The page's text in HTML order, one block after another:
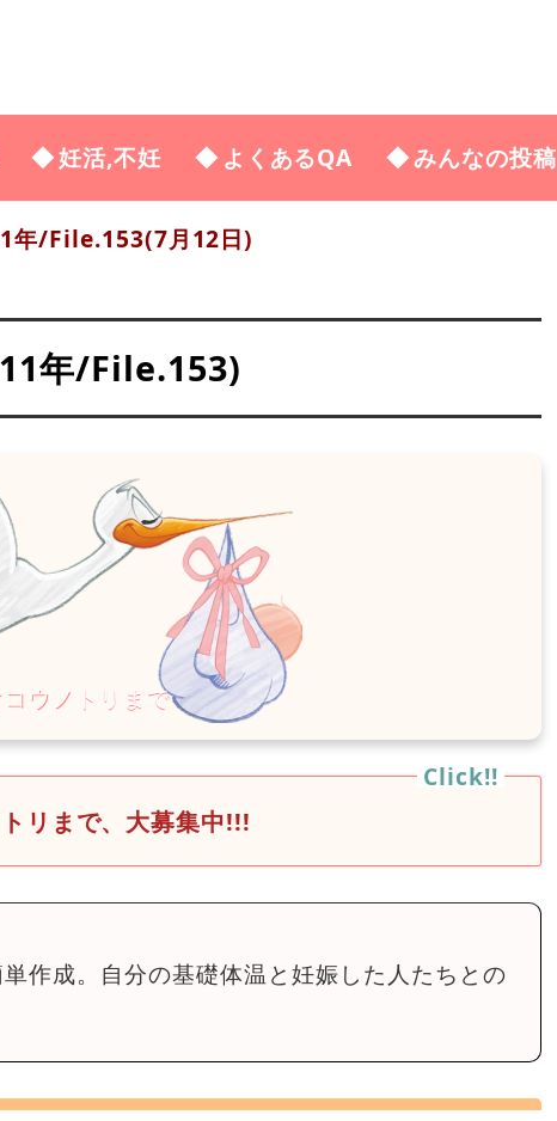
妊活,不妊 よくあるQA みんなの投稿
年/File.153(7月12日)
年/File.153)
リまで、大募集中!!!
作成。自分の基礎体温と妊娠した人たちとの